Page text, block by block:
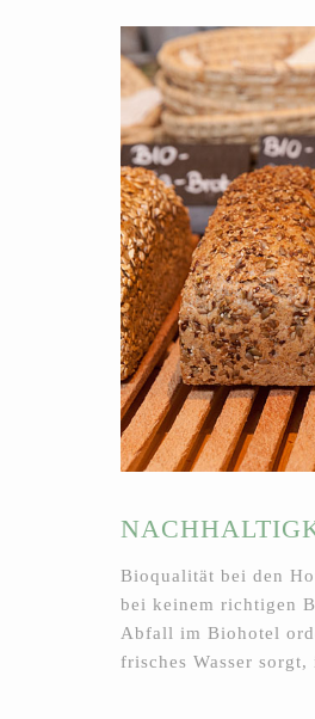
Bioqualität bei den
bei keinem richtigen
Abfall im Biohotel
frisches Wasser